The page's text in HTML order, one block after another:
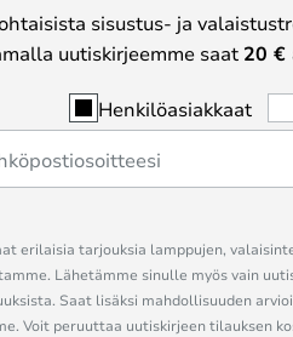
sisustus- ja
uutiskirjeemme saat 20 €
Henkilöasiakkaat
erilaisia tarjouksia lamppujen,
Lähetämme sinulle myös vain
Saat lisäksi mahdollisuuden
Voit peruuttaa uutiskirjeen tilauksen